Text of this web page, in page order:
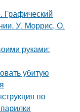
Графический
У. Моррис, О.
руками:
убитую
по